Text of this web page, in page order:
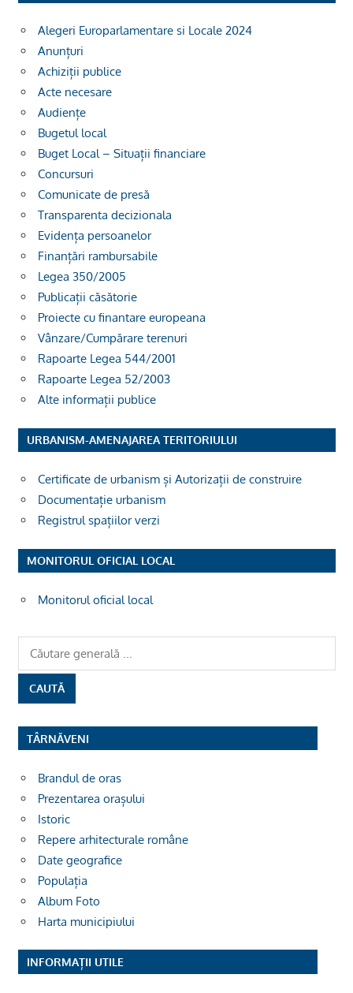
Alegeri Europarlamentare si Locale 2024
Anunțuri
Achiziții publice
Acte necesare
Audiențe
Bugetul local
Buget Local – Situații financiare
Concursuri
Comunicate de presă
Transparenta decizionala
Evidența persoanelor
Finanțări rambursabile
Legea 350/2005
Publicații căsătorie
Proiecte cu finantare europeana
Vânzare/Cumpărare terenuri
Rapoarte Legea 544/2001
Rapoarte Legea 52/2003
Alte informații publice
URBANISM-AMENAJAREA TERITORIULUI
Certificate de urbanism și Autorizații de construire
Documentație urbanism
Registrul spațiilor verzi
MONITORUL OFICIAL LOCAL
Monitorul oficial local
TÂRNĂVENI
Brandul de oras
Prezentarea orașului
Istoric
Repere arhitecturale române
Date geografice
Populația
Album Foto
Harta municipiului
INFORMAȚII UTILE